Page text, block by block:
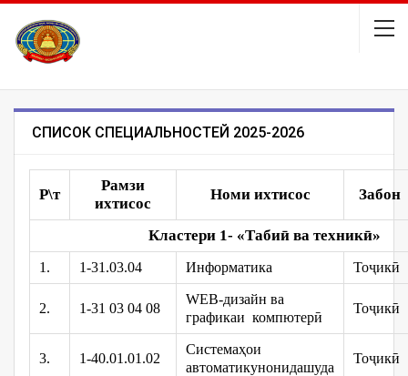
СПИСОК СПЕЦИАЛЬНОСТЕЙ 2025-2026
Р\т
Рамзи
ихтисос
Номи ихтисос Забон
Кластери 1- «Табиӣ ва техникӣ»
1. 1-31.03.04 Информатика Тоҷикӣ
2. 1-31 03 04 08
WEB-дизайн ва
графикаи компютерӣ
Тоҷикӣ
3. 1-40.01.01.02
Системаҳои
автоматикунонидашуда
Тоҷикӣ